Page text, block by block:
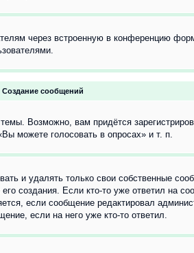
через встроенную в конференцию
Создание сообщений
Возможно, вам придётся
можете голосовать в опросах» и т. п.
и удалять только свои собственные
создания. Если кто-то уже ответил на
если сообщение редактировал
если на него уже кто-то ответил.